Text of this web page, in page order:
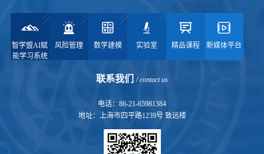
智学盟AI赋
能学习系统
风险管理 数学建模 实验室 精品课程 新媒体平台
联系我们 / contact us
电话：86-21-65981384
地址：上海市四平路1239号 致远楼